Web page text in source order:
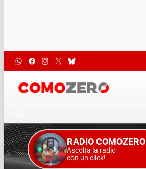
RADIO COMOZERO
Ascolta la radio
con un click!